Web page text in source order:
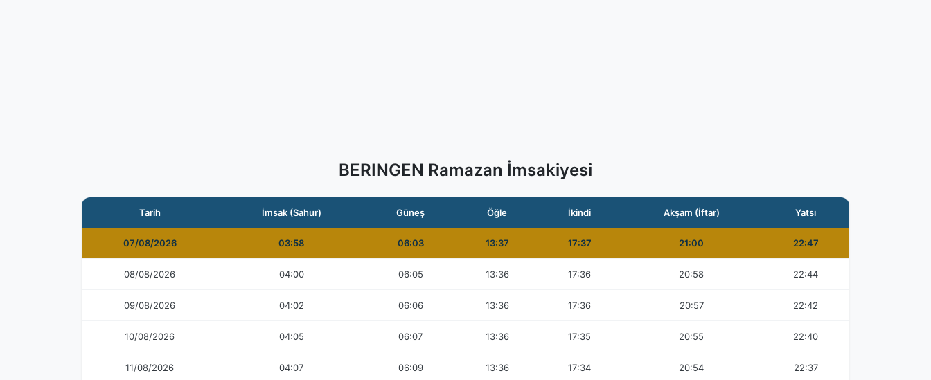
BERINGEN Ramazan İmsakiyesi
Tarih İmsak (Sahur) Güneş Öğle İkindi Akşam (İftar) Yatsı
07/08/2026 03:58 06:03 13:37 17:37 21:00 22:47
08/08/2026 04:00 06:05 13:36 17:36 20:58 22:44
09/08/2026 04:02 06:06 13:36 17:36 20:57 22:42
10/08/2026 04:05 06:07 13:36 17:35 20:55 22:40
11/08/2026 04:07 06:09 13:36 17:34 20:54 22:37